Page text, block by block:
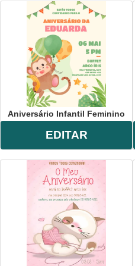
Aniversário Infantil Feminino
EDITAR